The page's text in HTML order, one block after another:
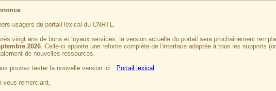
usagers du portail lexical du CNRTL,
vingt ans de bons et loyaux services, la version actuelle du portail sera prochainement
2026. Celle-ci apporte une refonte complète de l'interface adaptée à tous les supports
de nouvelles ressources.
pouvez tester la nouvelle version ici : Portail lexical
vous remerciant,